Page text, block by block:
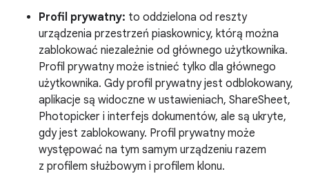
Profil prywatny: to oddzielona od reszty
urządzenia przestrzeń piaskownicy, którą można
zablokować niezależnie od głównego użytkownika.
Profil prywatny może istnieć tylko dla głównego
użytkownika. Gdy profil prywatny jest odblokowany,
aplikacje są widoczne w ustawieniach, ShareSheet,
Photopicker i interfejs dokumentów, ale są ukryte,
gdy jest zablokowany. Profil prywatny może
występować na tym samym urządzeniu razem
z profilem służbowym i profilem klonu.